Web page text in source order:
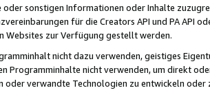
oder sonstigen Informationen oder Inhalte
für die Creators API und PA API
Websites zur Verfügung gestellt werden.
nicht dazu verwenden, geistiges
Programminhalte nicht verwenden, um direkt
oder verwandte Technologien zu entwickeln